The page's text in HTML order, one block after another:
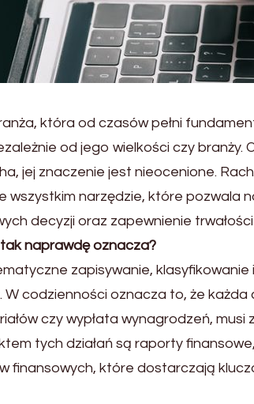
która od czasów pełni
od jego wielkości czy branży.
jej znaczenie jest nieocenione.
wszystkim narzędzie, które pozwala
decyzji oraz zapewnienie
naprawdę oznacza?
zapisywanie, klasyfikowanie
W codzienności oznacza to, że
czy wypłata wynagrodzeń,
tych działań są raporty
finansowych, które dostarczają